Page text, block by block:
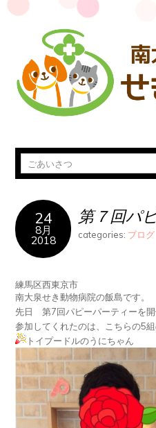
24
8月
2018
第７回パ
categories: ブログ
練馬区西東京市
南大泉せき動物病院の飯島です。
先日 第7回パピーパーティーを
参加してくれたのは、こちらの5
トイプードルのうにちゃん